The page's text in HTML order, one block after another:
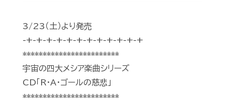
3/23（土）より発売
-+-+-+-+-+-+-+-+-+-+-+-+
************************
宇宙の四大メシア楽曲シリーズ
CD「R・A・ゴールの慈悲」
************************